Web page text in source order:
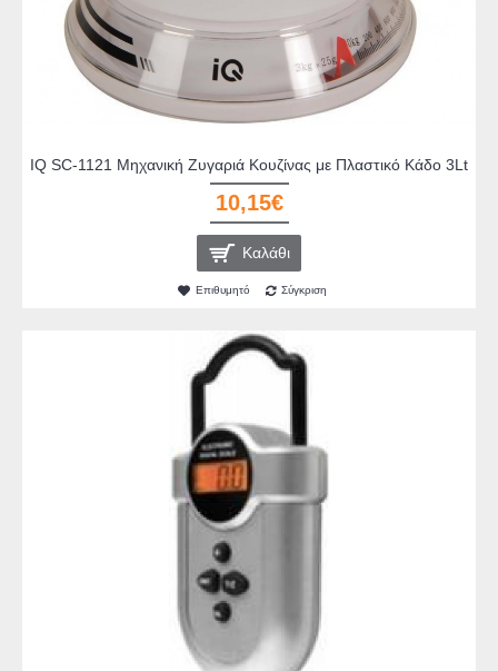
IQ SC-1121 Μηχανική Ζυγαριά Κουζίνας με Πλαστικό Κάδο 3Lt
10,15€
Καλάθι
Επιθυμητό Σύγκριση